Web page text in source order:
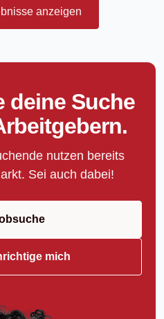
anzeigen
deine Suche
nutzen bereits
Sei auch dabei!
mich